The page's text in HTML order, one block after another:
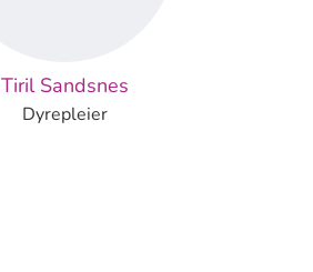
Tiril Sandsnes
Dyrepleier